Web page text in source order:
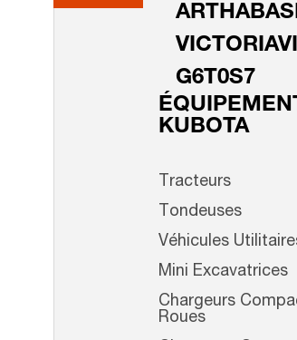
G6T0S7
KUBOTA
Tracteurs
Tondeuses
Véhicules
Mini Excavatrices
Chargeurs
Roues